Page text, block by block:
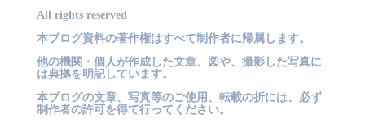
All rights reserved
本ブログ資料の著作権はすべて制作者に帰属します。
他の機関・個人が作成した文章、図や、撮影した写真に
は典拠を明記しています。
本ブログの文章、写真等のご使用、転載の折には、必ず
制作者の許可を得て行ってください。